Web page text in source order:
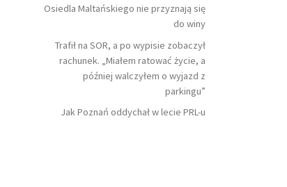
Osiedla Maltańskiego nie przyznają się
do winy
Trafił na SOR, a po wypisie zobaczył
rachunek. „Miałem ratować życie, a
później walczyłem o wyjazd z
parkingu”
Jak Poznań oddychał w lecie PRL-u